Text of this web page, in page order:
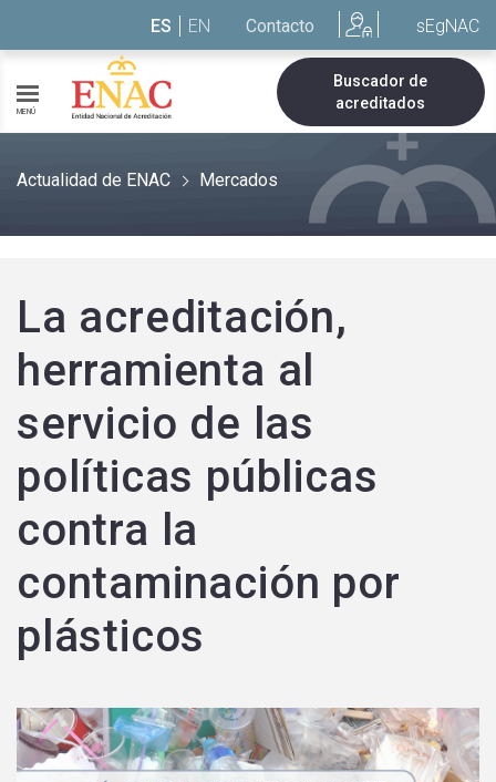
ES EN Contacto sEgNAC
MENÚ
Buscador de
acreditados
Actualidad de ENAC Mercados
La acreditación,
herramienta al
servicio de las
políticas públicas
contra la
contaminación por
plásticos